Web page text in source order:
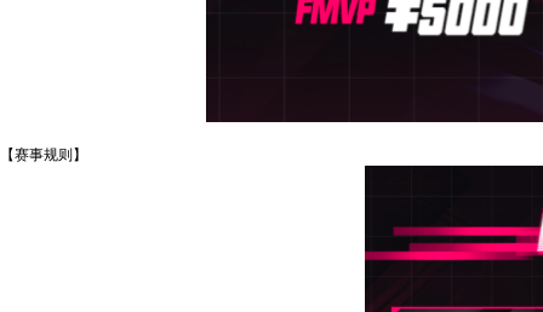
【赛事规则】